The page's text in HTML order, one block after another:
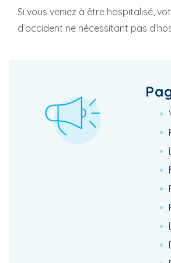
Si vous veniez à être hospitalisé,
d’accident ne nécessitant pas